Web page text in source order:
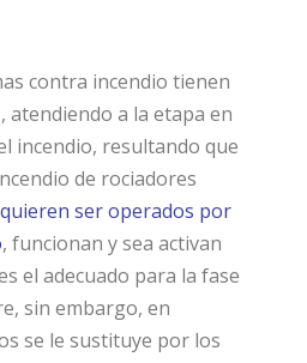
contra incendio tienen
a la etapa en
incendio, resultando que
de rociadores
ser operados por
, funcionan y sea activan
el adecuado para la fase
sin embargo, en
se le sustituye por los